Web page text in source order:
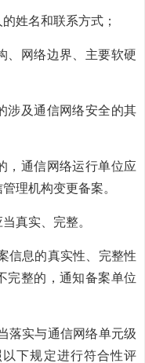
姓名和联系方式；
网络边界、主要软硬
及通信网络安全的其
通信网络运行单位应
理机构变更备案。
真实、完整。
息的真实性、完整性
完整的，通知备案单位
实与通信网络单元级
下规定进行符合性评